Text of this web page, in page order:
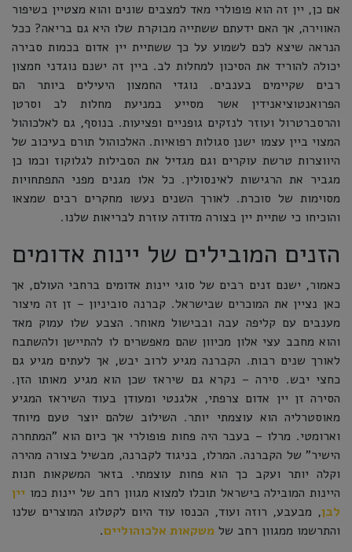
אם כן, יין זה הוא פופולרי מאד למצבים שונים והוא מצטיין בשיפור
האווירה, אך האם ידעתם ששתייה מבוקרת שלו היא גם בריאה? ככל
הנראה שיצא לכם לשמוע על כך ששתיית יין אדום בכמות סבירה
יכולה להוריד את הסיכון למחלות לב. ביין זה ישנם נוגדני חמצון
רבים שקיימים בענבים. נוגדי החמצון היעילים ביותר הם
הפרואנטוציאנידין אשר מסייע במניעת מחלות לב וסרטן
והרסברטרול ועוזר לנזקים גופניים ופציעות. בנוסף, גם לאלכוהול
המצוי ביין עצמו ישנן סגולות רפואיות. האלכוהול תורם בעיכוב של
היווצרות טרשת עוקרים וגם מגדיל את הסבילות לגלוקוז וכמו כן
מגביר את הרגישות לאינסולין. כל אלו מגנים מפני התפתחויות
מסוימות של סוכרת. לאורך השנים נעשו מחקרים רבים שמצאו
והוכיחו כי שתיית יין בצורה מדודה עוזרת לבריאות שלנו.
הזנים המובילים של יינות אדומים
כאמור, ישנם זנים רבים של סוגי יינות אדומים ברחבי העולם, אך
כאן נציין את המוכרים שבישראל. קברנה סוביניון – זן זה מיצור
מענבים עם קליפה עבה ובבישול מאוחר. הצבע שלו עמוק מאד
והוא מחבב עצי אלון מכיוון שהם מאפשרים לו להתיישן ולהשתבח
לאורך שנים רבות. הקברנה מגיע לרוב יבש, אך לעתים מגיע גם
כחצי יבש. סירה – נקרא גם שיראז שכן הוא מגיע מאותו הזן.
הסירה זן יין אדום צרפתי, אלגנטי ומעודן בעוד השיראז המגיע
מאוסטרליה הוא עוצמתי יותר. השילוב שלהם יוצר טעם מיוחד
וארומטי. מרלו – בעבר היה פחות פופולרי אך כיום הוא "המתחרה
הישיר" של הקברנה. המרלו, בניגוד לקברנה, מבשיל בצורה מהירה
וקלה יותר ועקב כך הוא פחות עוצמתי. בזאר המשקאות חנות
היינות המובילה בישראל תוכלו למצוא מגוון רחב של יינות כמו יין
לבן, מבעבע, רוזה ועוד, הכנסו עוד היום לקטלוג המוצרים שלנו
והתרשמו ממגוון רחב של משקאות אלכוהוליים.